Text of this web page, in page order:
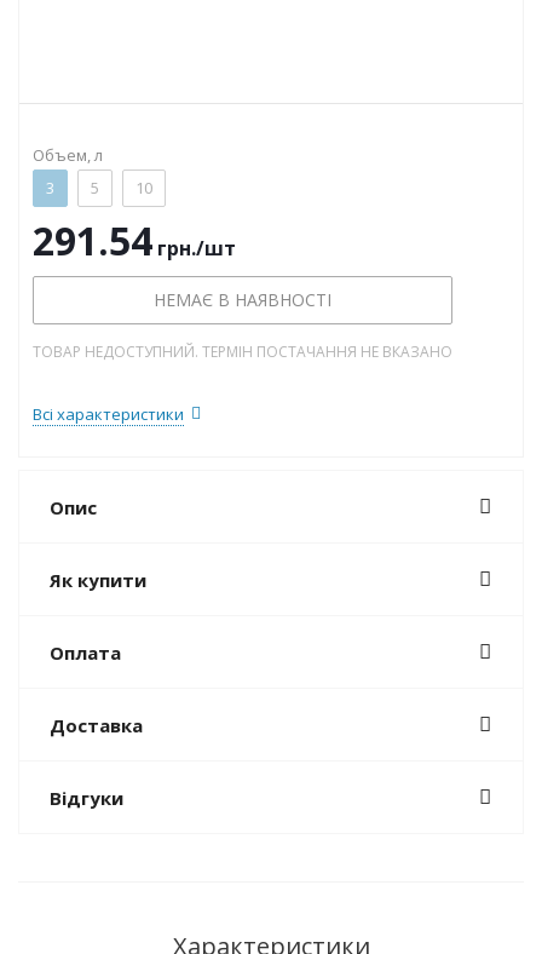
Объем, л
3
5 10
291.54 грн./шт
НЕМАЄ В НАЯВНОСТІ
ТОВАР НЕДОСТУПНИЙ. ТЕРМІН ПОСТАЧАННЯ НЕ ВКАЗАНО
Всі характеристики
Опис
Як купити
Оплата
Доставка
Відгуки
Характеристики